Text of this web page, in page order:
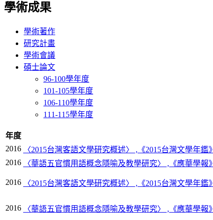
學術成果
學術著作
研究計畫
學術會議
碩士論文
96-100學年度
101-105學年度
106-110學年度
111-115學年度
年度
2016
〈2015台灣客語文學研究概述〉 ,《2015台灣文學年鑑》
2016
〈華語五官慣用語概念隱喻及教學研究〉 ,《應華學報》
2016 〈2015台灣客語文學研究概述〉 ,《2015台灣文學年鑑》
2016 〈華語五官慣用語概念隱喻及教學研究〉 ,《應華學報》